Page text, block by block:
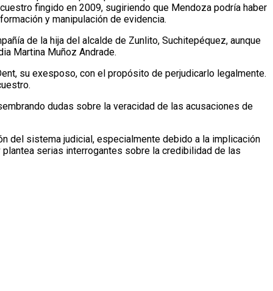
fingido en 2009, sugiriendo que Mendoza podría haber
y manipulación de evidencia.
de la hija del alcalde de Zunlito, Suchitepéquez, aunque
Martina Muñoz Andrade.
su exesposo, con el propósito de perjudicarlo legalmente.
dudas sobre la veracidad de las acusaciones de
del sistema judicial, especialmente debido a la implicación
serias interrogantes sobre la credibilidad de las